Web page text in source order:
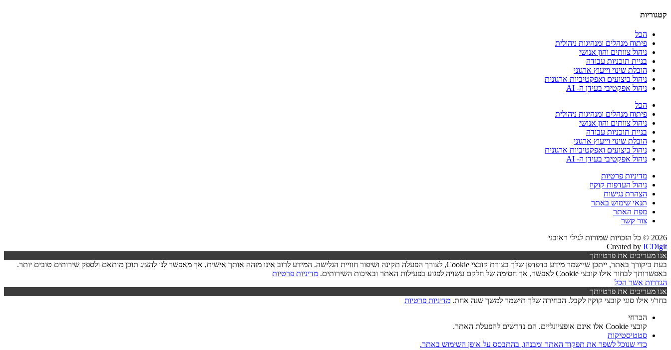
קטגוריות
הכל
פיתוח מנהלים ומנהיגות ניהולית
ניהול צוותים והון אנושי
בניית תוכניות עבודה
הובלת שינוי וייעוץ ארגוני
ניהול ביצועים ואפקטיביות ארגונית
ניהול אפקטיבי בעידן ה- AI
הכל
פיתוח מנהלים ומנהיגות ניהולית
ניהול צוותים והון אנושי
בניית תוכניות עבודה
הובלת שינוי וייעוץ ארגוני
ניהול ביצועים ואפקטיביות ארגונית
ניהול אפקטיבי בעידן ה- AI
מדיניות פרטיות
ניהול העדפות קוקיז
הצהרת נגישות
תנאי שימוש באתר
מפת האתר
צור קשר
2026 © כל הזכויות שמורות לגילי ראובני
Created by ICDigit
אנו מעריכים את פרטיותך
בעת ביקורך באתר, ייתכן שיישמר מידע בדפדפן שלך בצורת קובצי Cookie, לצורך הפעלה תקינה ושיפור חוויית הגלישה. המידע לרוב אינו מזהה אותך אישית, אך מאפשר לנו להציג תוכן מותאם ולספק שירותים טובים יותר.
באפשרותך לבחור אילו קובצי Cookie לאפשר, אך חסימה של חלקם עשויה לפגוע בפעילות האתר ובאיכות השירותים.
מדיניות פרטיות
הגדרות אשר הכל
אנו מעריכים את פרטיותך
בחר/י אילו סוגי קובצי קוקיז לקבל. הבחירה שלך תישמר למשך שנה אחת. מדיניות פרטיות
הכרחי
קובצי Cookie אלו אינם אופציונליים. הם נדרשים להפעלת האתר.
סטטיסטיקות
כדי שנוכל לשפר את תפקוד האתר ומבנהו, בהתבסס על אופן השימוש באתר.